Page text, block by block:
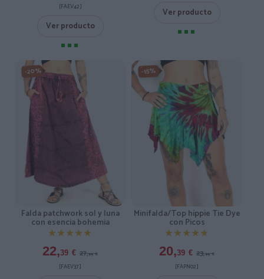
[FAEV42 ]
Ver producto
Ver producto
-20%
Falda patchwork sol y luna
con esencia bohemia
★★★★★
★★★★★
22,39 € 27,99 €
[FAEV37 ]
-15%
Minifalda/Top hippie Tie Dye
con Picos
★★★★★
★★★★★
20,39 € 23,99 €
[FAPN02 ]